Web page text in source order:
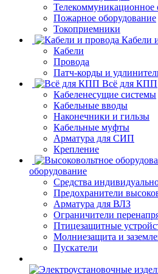
Телекоммуникационное
Пожарное оборудование
Токоприемники
Кабели
Кабели
Провода
Патч-корды и
Всё для КПП
Кабеленесущие системы
Кабельные вводы
Наконечники и гильзы
Кабельные муфты
Арматура для СИП
Крепление
оборудование
Средства
Предохранители
Арматура для ВЛЗ
Ограничители
Птицезащитные
Молниезащита и
Пускатели